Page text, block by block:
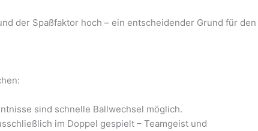
der Spaßfaktor hoch – ein entscheidender Grund für den
sind schnelle Ballwechsel möglich.
im Doppel gespielt – Teamgeist und